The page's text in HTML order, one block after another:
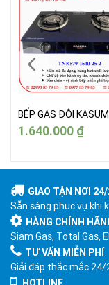
BẾP GAS ĐÔI
1.640.000 ₫
GIAO TẬN NƠI
Sẵn sàng phục vụ khi
HÀNG CHÍNH
Siam Gas, Total Gas,
TƯ VẤN MIỄN PHÍ
Giải đáp thắc mắc